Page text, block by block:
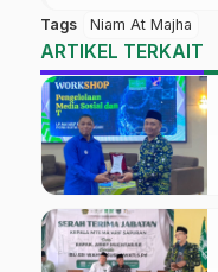
Tags Niam At Majha
ARTIKEL TERKAIT